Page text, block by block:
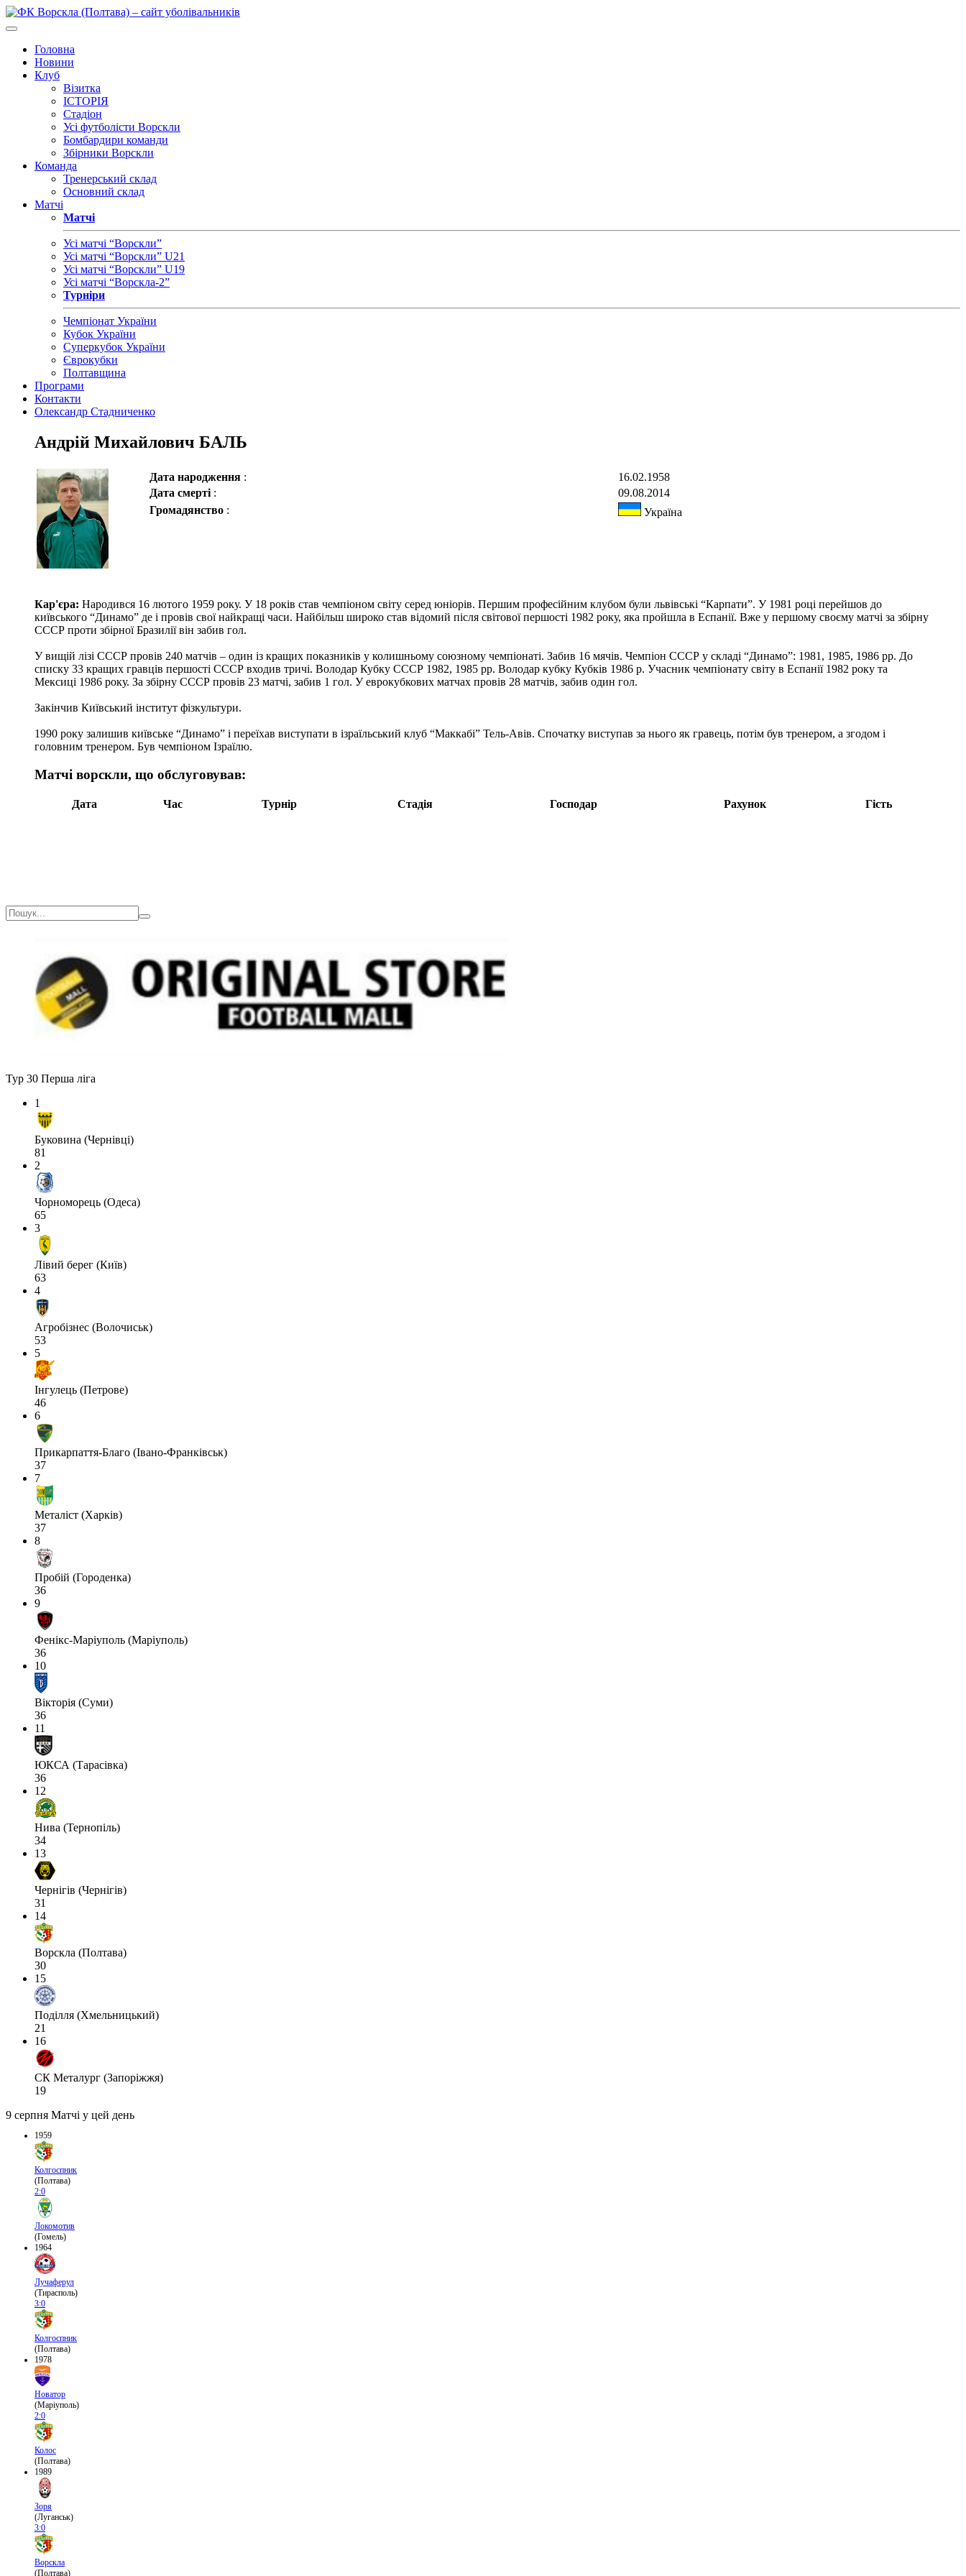
Головна
Новини
Клуб
Візитка
ІСТОРІЯ
Стадіон
Усі футболісти Ворскли
Бомбардири команди
Збірники Ворскли
Команда
Тренерський склад
Основний склад
Матчі
Матчі
Усі матчі “Ворскли”
Усі матчі “Ворскли” U21
Усі матчі “Ворскли” U19
Усі матчі “Ворскла-2”
Турніри
Чемпіонат України
Кубок України
Суперкубок України
Єврокубки
Полтавщина
Програми
Контакти
Олександр Стадниченко
Андрій Михайлович БАЛЬ
Дата народження :
16.02.1958
Дата смерті :
09.08.2014
Громадянство : Україна
Кар'єра: Народився 16 лютого 1959 року. У 18 років став чемпіоном світу серед юніорів. Першим професійним клубом були львівські “Карпати”. У 1981 році перейшов до
київського “Динамо” де і провів свої найкращі часи. Найбільш широко став відомий після світової першості 1982 року, яка пройшла в Еспанії. Вже у першому своєму матчі за збірну
СССР проти збірної Бразилії він забив гол.
У вищій лізі СССР провів 240 матчів – один із кращих показників у колишньому союзному чемпіонаті. Забив 16 мячів. Чемпіон СССР у складі “Динамо”: 1981, 1985, 1986 рр. До
списку 33 кращих гравців першості СССР входив тричі. Володар Кубку СССР 1982, 1985 рр. Володар кубку Кубків 1986 р. Учасник чемпіонату світу в Еспанії 1982 року та
Мексиці 1986 року. За збірну СССР провів 23 матчі, забив 1 гол. У еврокубкових матчах провів 28 матчів, забив один гол.
Закінчив Київський інститут фізкультури.
1990 року залишив київське “Динамо” і переїхав виступати в ізраїльський клуб “Маккабі” Тель-Авів. Спочатку виступав за нього як гравець, потім був тренером, а згодом і
головним тренером. Був чемпіоном Ізраїлю.
Матчі ворскли, що обслуговував:
Дата Час Турнір Стадія Господар Рахунок Гість
Тур 30 Перша ліга
1
Буковина (Чернівці)
81
2
Чорноморець (Одеса)
65
3
Лівий берег (Київ)
63
4
Агробізнес (Волочиськ)
53
5
Інгулець (Петрове)
46
6
Прикарпаття-Благо (Івано-Франківськ)
37
7
Металіст (Харків)
37
8
Пробій (Городенка)
36
9
Фенікс-Маріуполь (Маріуполь)
36
10
Вікторія (Суми)
36
11
ЮКСА (Тарасівка)
36
12
Нива (Тернопіль)
34
13
Чернігів (Чернігів)
31
14
Ворскла (Полтава)
30
15
Поділля (Хмельницький)
21
16
СК Металург (Запоріжжя)
19
9 серпня Матчі у цей день
1959
Колгоспник
(Полтава)
2:0
Локомотив
(Гомель)
1964
Лучаферул
(Тирасполь)
3:0
Колгоспник
(Полтава)
1978
Новатор
(Маріуполь)
2:0
Колос
(Полтава)
1989
Зоря
(Луганськ)
3:0
Ворскла
(Полтава)